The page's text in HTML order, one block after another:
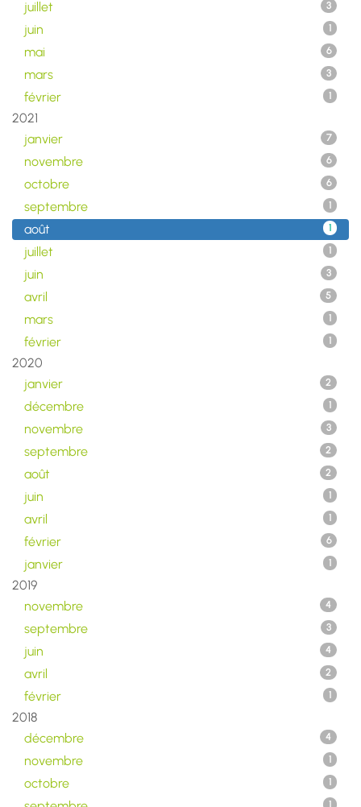
juillet 3
juin 1
mai 6
mars 3
février 1
2021
janvier
7
novembre 6
octobre 6
septembre 1
août 1
juillet 1
juin 3
avril 5
mars 1
février 1
2020
janvier
2
décembre 1
novembre 3
septembre 2
août 2
juin 1
avril 1
février 6
janvier 1
2019
novembre
4
septembre 3
juin 4
avril 2
février 1
2018
décembre
4
novembre 1
octobre 1
1